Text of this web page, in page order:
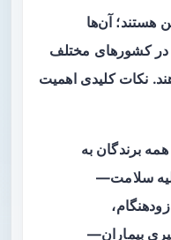
هستند؛ آن‌ها
در کشورهای مختلف
نکات کلیدی اهمیت
همه برندگان به
سلامت—
بیماران—